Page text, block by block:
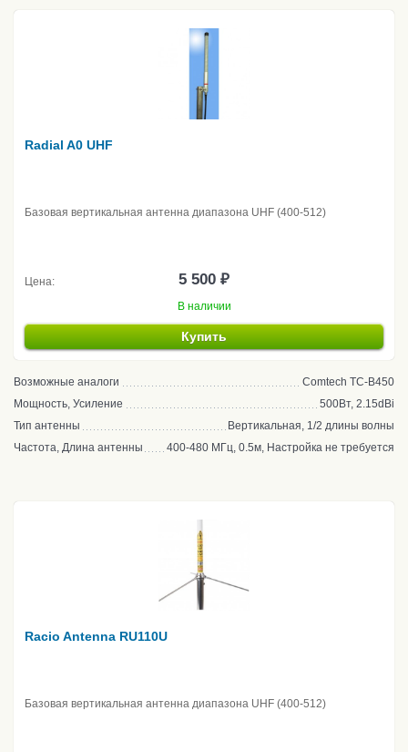
Radial A0 UHF
Базовая вертикальная антенна диапазона UHF (400-512)
Цена: 5 500 ₽
В наличии
Купить
Возможные аналоги
Comtech TC-B450
Мощность, Усиление
500Вт, 2.15dBi
Тип антенны
Вертикальная, 1/2 длины волны
Частота, Длина антенны
400-480 МГц, 0.5м, Настройка не требуется
Racio Antenna RU110U
Базовая вертикальная антенна диапазона UHF (400-512)